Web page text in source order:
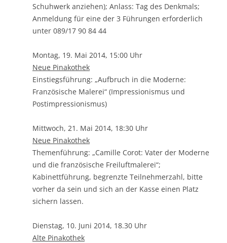
Schuhwerk anziehen); Anlass: Tag des Denkmals;
Anmeldung für eine der 3 Führungen erforderlich
unter 089/17 90 84 44
Montag, 19. Mai 2014, 15:00 Uhr
Neue Pinakothek
Einstiegsführung: „Aufbruch in die Moderne:
Französische Malerei“ (Impressionismus und
Postimpressionismus)
Mittwoch, 21. Mai 2014, 18:30 Uhr
Neue Pinakothek
Themenführung: „Camille Corot: Vater der Moderne
und die französische Freiluftmalerei“;
Kabinettführung, begrenzte Teilnehmerzahl, bitte
vorher da sein und sich an der Kasse einen Platz
sichern lassen.
Dienstag, 10. Juni 2014, 18.30 Uhr
Alte Pinakothek